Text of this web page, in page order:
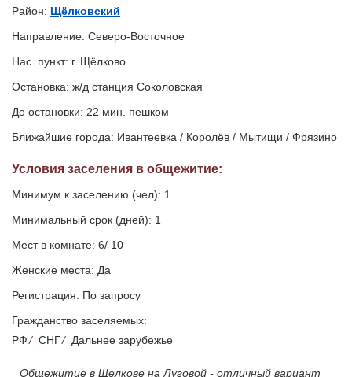
Район: Щёлковский
Направление: Северо-Восточное
Нас. пункт: г. Щёлково
Остановка: ж/д станция Соколовская
До остановки: 22 мин. пешком
Ближайшие города: Ивантеевка / Королёв / Мытищи / Фрязино
Условия заселения в общежитие:
Минимум к заселению (чел): 1
Минимальный срок (дней): 1
Мест в комнате: 6/ 10
Женские места: Да
Регистрация: По запросу
Гражданство заселяемых:
РФ/ СНГ/ Дальнее зарубежье
Общежитие в Щелкове на Луговой - отличный вариант